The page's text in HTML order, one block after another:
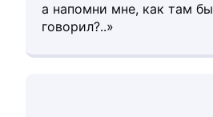
а напомни мне, как там
говорил?..»